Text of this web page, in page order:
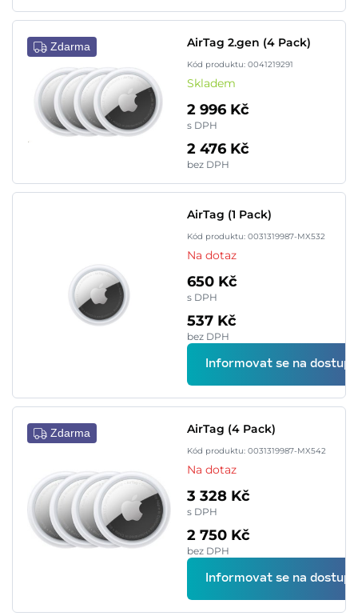
Zdarma AirTag 2.gen (4 Pack)
Kód produktu: 0041219291
Skladem
2 996 Kč
s DPH
2 476 Kč
bez DPH
AirTag (1 Pack)
Kód produktu: 0031319987-MX532
Na dotaz
650 Kč
s DPH
537 Kč
bez DPH
Informovat se na
Zdarma AirTag (4 Pack)
Kód produktu: 0031319987-MX542
Na dotaz
3 328 Kč
s DPH
2 750 Kč
bez DPH
Informovat se na